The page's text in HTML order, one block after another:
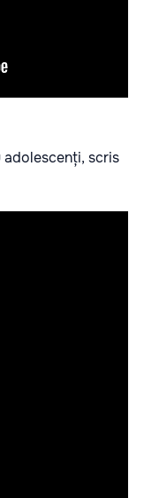
adolescenți, scris